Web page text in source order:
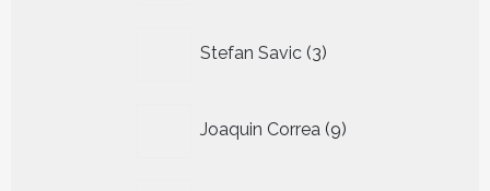
Stefan Savic 3
producten
Joaquin Correa 9
producten